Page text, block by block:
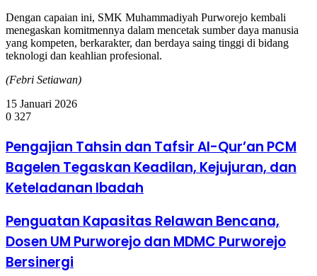
Dengan capaian ini, SMK Muhammadiyah Purworejo kembali
menegaskan komitmennya dalam mencetak sumber daya manusia
yang kompeten, berkarakter, dan berdaya saing tinggi di bidang
teknologi dan keahlian profesional.
(Febri Setiawan)
15 Januari 2026
0 327
Pengajian
Tahsin
dan
Tafsir
Al-
PCM
Bagelen
Tegaskan
Keadilan,
Kejujuran,
Pengajian Tahsin dan Tafsir Al-Qur’an PCM
Bagelen Tegaskan Keadilan, Kejujuran, dan
Keteladanan Ibadah
Penguatan
Kapasitas
Relawan
Bencana,
Dosen
Penguatan Kapasitas Relawan Bencana,
Dosen UM Purworejo dan MDMC Purworejo
Bersinergi